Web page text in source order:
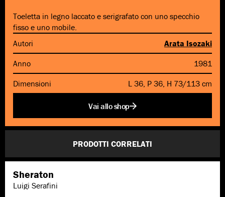
Toeletta in legno laccato e serigrafato con uno specchio
fisso e uno mobile.
Autori
Arata Isozaki
Anno
1981
Dimensioni
L 36, P 36, H 73/113 cm
Vai allo shop
PRODOTTI CORRELATI
Sheraton
Luigi Serafini